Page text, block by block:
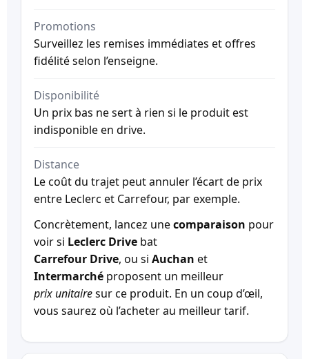
Promotions
Surveillez les remises immédiates et offres
fidélité selon l’enseigne.
Disponibilité
Un prix bas ne sert à rien si le produit est
indisponible en drive.
Distance
Le coût du trajet peut annuler l’écart de prix
entre Leclerc et Carrefour, par exemple.
Concrètement, lancez unecomparaison pour
voir si Leclerc Drive bat
Carrefour Drive, ou si Auchan et
Intermarché proposent un meilleur
prix unitairesur ce produit. En un coup d’œil,
vous saurez où l’acheter au meilleur tarif.